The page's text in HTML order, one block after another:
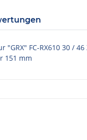
"GRX" FC-RX610 30 /
151 mm